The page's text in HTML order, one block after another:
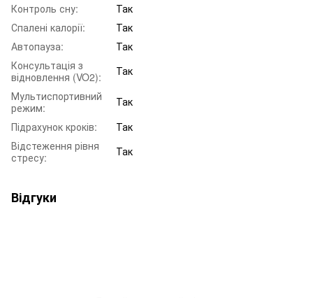
Контроль сну:
Так
Спалені калорії:
Так
Автопауза:
Так
Консультація з
відновлення (VO2):
Так
Мультиспортивний
режим:
Так
Підрахунок кроків:
Так
Відстеження рівня
стресу:
Так
Відгуки